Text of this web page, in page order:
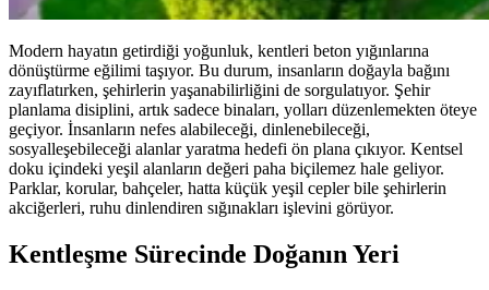
Modern hayatın getirdiği yoğunluk, kentleri beton yığınlarına
dönüştürme eğilimi taşıyor. Bu durum, insanların doğayla bağını
zayıflatırken, şehirlerin yaşanabilirliğini de sorgulatıyor. Şehir
planlama disiplini, artık sadece binaları, yolları düzenlemekten öteye
geçiyor. İnsanların nefes alabileceği, dinlenebileceği,
sosyalleşebileceği alanlar yaratma hedefi ön plana çıkıyor. Kentsel
doku içindeki yeşil alanların değeri paha biçilemez hale geliyor.
Parklar, korular, bahçeler, hatta küçük yeşil cepler bile şehirlerin
akciğerleri, ruhu dinlendiren sığınakları işlevini görüyor.
Kentleşme Sürecinde Doğanın Yeri